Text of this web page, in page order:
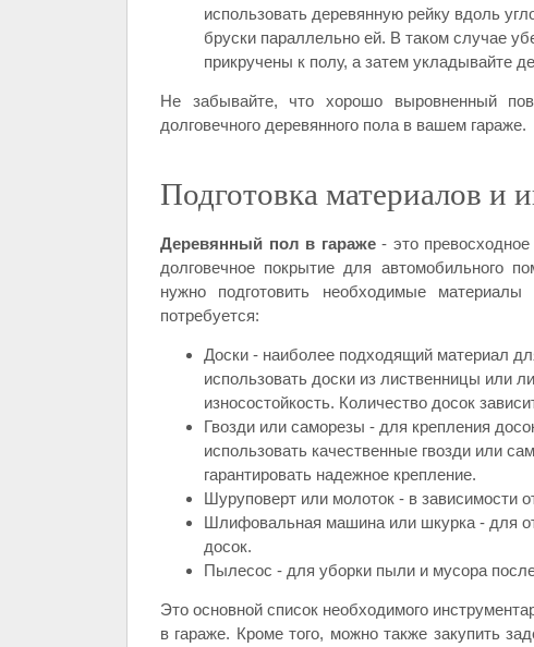
использовать деревянную рейку вдоль
бруски параллельно ей. В таком случае
прикручены к полу, а затем укладывайте
Не забывайте, что хорошо выровненный
долговечного деревянного пола в вашем гараже.
Подготовка материалов и
Деревянный пол в гараже- это превосходное
долговечное покрытие для автомобильного
нужно подготовить необходимые
потребуется:
Доски - наиболее подходящий материал
использовать доски из лиственницы или
износостойкость. Количество досок
Гвозди или саморезы - для крепления
использовать качественные гвозди или
гарантировать надежное крепление.
Шуруповерт или молоток - в зависимости
Шлифовальная машина или шкурка - для
досок.
Пылесос - для уборки пыли и мусора
Это основной список необходимого
в гараже. Кроме того, можно также закупить